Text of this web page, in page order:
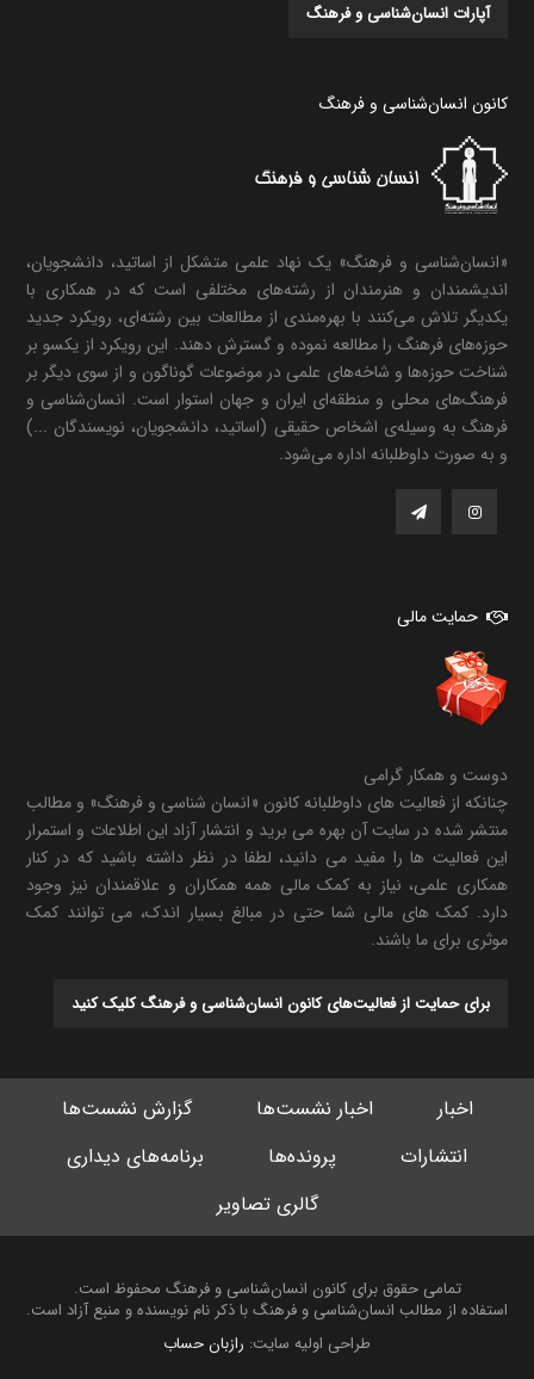
آپارات انسان‌شناسی و فرهنگ
کانون انسان‌شناسی و فرهنگ
«انسان‌شناسی و فرهنگ» یک نهاد علمی متشکل از اساتید، دانشجویان،
اندیشمندان و هنرمندان از رشته‌های مختلفی است که در همکاری با
یکدیگر تلاش می‌کنند با بهره‌مندی از مطالعات بین رشته‌ای، رویکرد جدید
حوزه‌های فرهنگ را مطالعه نموده و گسترش دهند. این رویکرد از یکسو بر
شناخت حوزه‌ها و شاخه‌های علمی در موضوعات گوناگون و از سوی دیگر بر
فرهنگ‌های محلی و منطقه‌ای ایران و جهان استوار است. انسان‌شناسی و
فرهنگ به وسیله‌ی اشخاص حقیقی (اساتید، دانشجویان، نویسندگان ...)
و به صورت داوطلبانه اداره می‌شود.
حمایت مالی
دوست و همکار گرامی
چنانکه از فعالیت های داوطلبانه کانون «انسان شناسی و فرهنگ» و مطالب
منتشر شده در سایت آن بهره می برید و انتشار آزاد این اطلاعات و استمرار
این فعالیت ها را مفید می دانید، لطفا در نظر داشته باشید که در کنار
همکاری علمی، نیاز به کمک مالی همه همکاران و علاقمندان نیز وجود
دارد. کمک های مالی شما حتی در مبالغ بسیار اندک، می توانند کمک
موثری برای ما باشند.
برای حمایت از فعالیت‌های کانون انسان‌شناسی و فرهنگ کلیک کنید
اخبار اخبار نشست‌ها
گزارش نشست‌ها
انتشارات
پرونده‌ها
برنامه‌های دیداری
گالری تصاویر
تمامی حقوق برای کانون انسان‌شناسی و فرهنگ محفوظ است.
استفاده از مطالب انسان‌شناسی و فرهنگ با ذکر نام نویسنده و منبع آزاد است.
طراحی اولیه سایت:رازبان حساب